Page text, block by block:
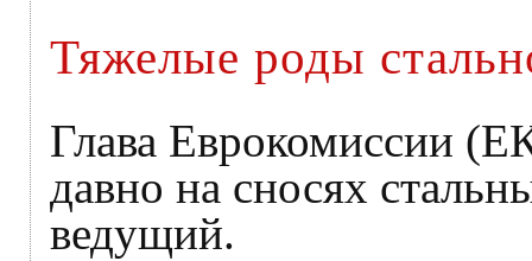
Тяжелые роды
Глава Еврокомиссии
давно на сносях
ведущий.